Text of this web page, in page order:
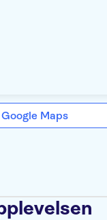
Maps